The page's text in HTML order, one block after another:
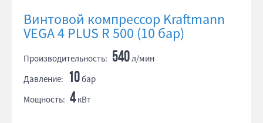
Винтовой компрессор Kraftmann
VEGA 4 PLUS R 500 (10 бар)
Производительность: 540л/мин
Давление: 10бар
Мощность: 4 кВт